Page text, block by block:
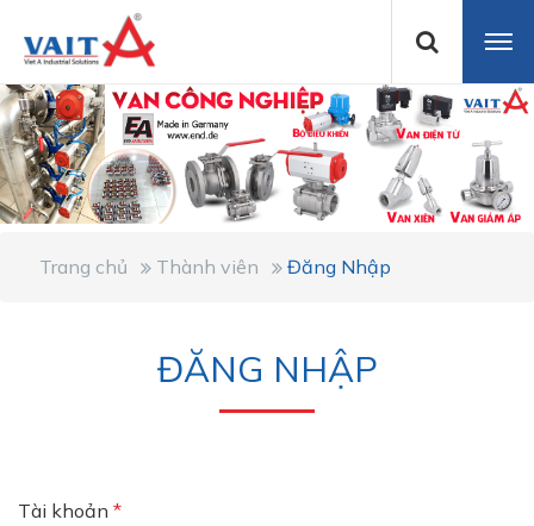
Trang chủ Thành viên Đăng Nhập
ĐĂNG NHẬP
Tài khoản *